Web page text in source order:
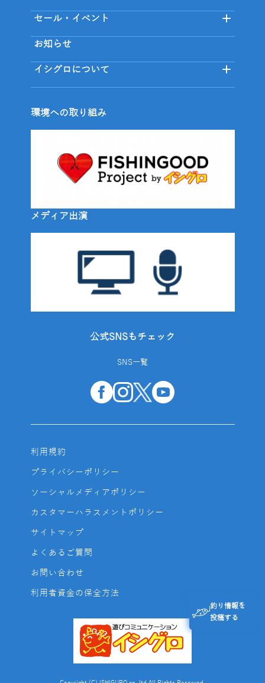
釣り情報を
投稿する
セール・イベント
お知らせ
イシグロについて
環境への取り組み
メディア出演
公式SNSもチェック
SNS一覧
利用規約
プライバシーポリシー
ソーシャルメディアポリシー
カスタマーハラスメントポリシー
サイトマップ
よくあるご質問
お問い合わせ
利用者資金の保全方法